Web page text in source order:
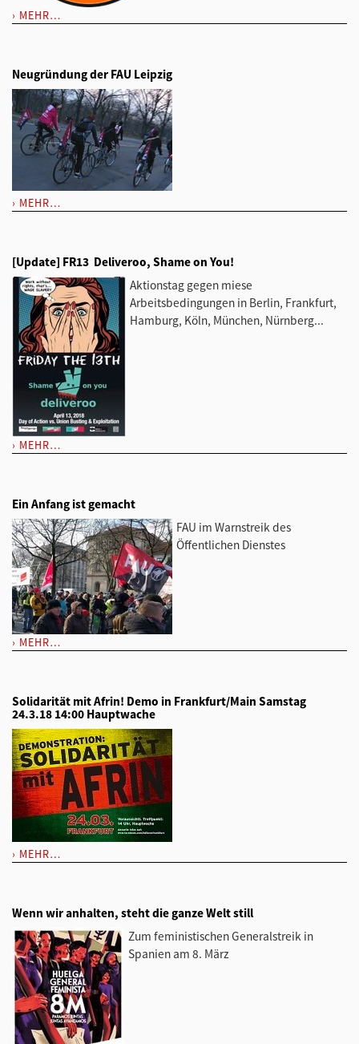
MEHR…
Neugründung der FAU Leipzig
MEHR…
[Update] FR13  Deliveroo, Shame on You!
Aktionstag gegen miese
Arbeitsbedingungen in Berlin, Frankfurt,
Hamburg, Köln, München, Nürnberg...
MEHR…
Ein Anfang ist gemacht
FAU im Warnstreik des
Öffentlichen Dienstes
MEHR…
Solidarität mit Afrin! Demo in Frankfurt/Main Samstag
24.3.18 14:00 Hauptwache
MEHR…
Wenn wir anhalten, steht die ganze Welt still
Zum feministischen Generalstreik in
Spanien am 8. März